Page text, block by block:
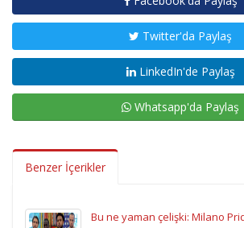
Twitter'da Paylaş
LinkedIn'de Paylaş
Whatsapp'da Paylaş
Benzer İçerikler
Bu ne yaman çelişki: Milano